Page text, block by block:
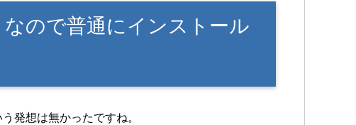
ので普通にインストール
発想は無かったですね。